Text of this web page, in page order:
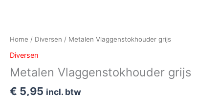
Home / Diversen / Metalen Vlaggenstokhouder grijs
Diversen
Metalen Vlaggenstokhouder grijs
€ 5,95 incl. btw